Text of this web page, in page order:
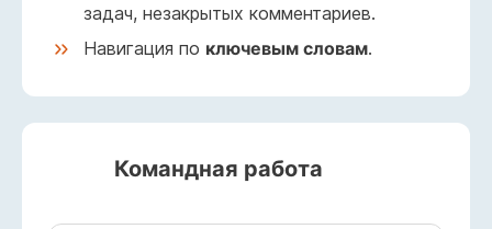
задач, незакрытых комментариев.
Навигация по ключевым словам.
Командная работа